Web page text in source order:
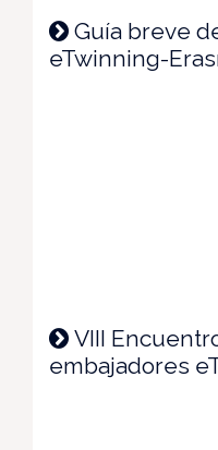
Guía breve
eTwinning-
VIII
embajadores